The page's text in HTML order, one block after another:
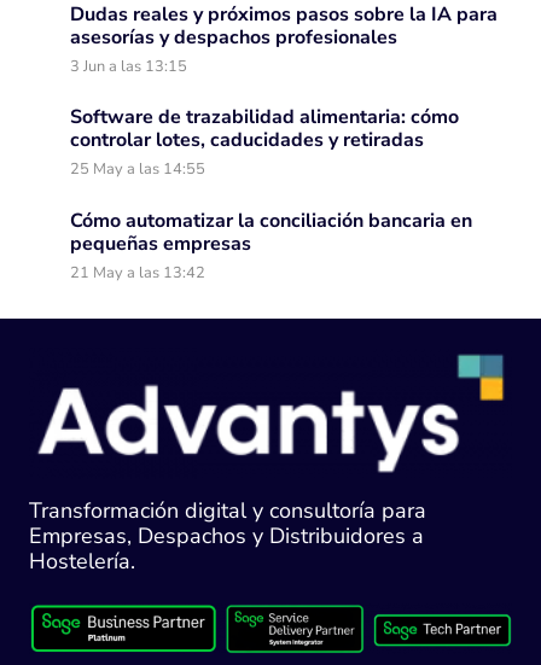
Dudas reales y próximos pasos sobre la IA para
asesorías y despachos profesionales
3 Jun a las 13:15
Software de trazabilidad alimentaria: cómo
controlar lotes, caducidades y retiradas
25 May a las 14:55
Cómo automatizar la conciliación bancaria en
pequeñas empresas
21 May a las 13:42
Transformación digital y consultoría para
Empresas, Despachos y Distribuidores a
Hostelería.